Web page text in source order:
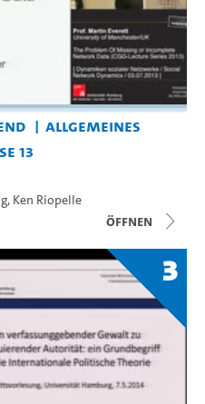
Allgemeines
13
, Ken Riopelle
Öffnen
3